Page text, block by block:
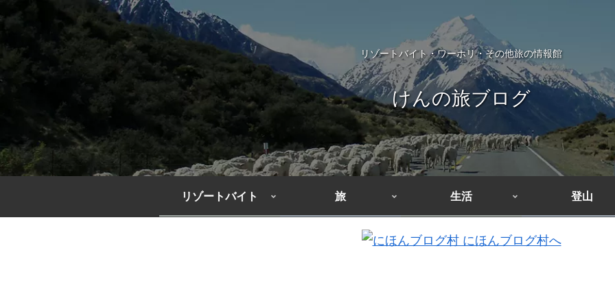
リゾートバイト・ワーホリ・その他旅の情報館
けんの旅ブログ
リゾートバイト 旅 生活 登山